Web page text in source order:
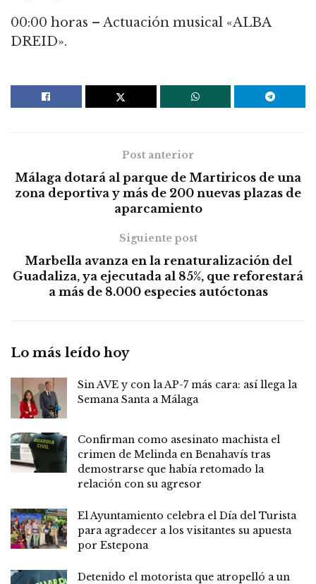
00:00 horas – Actuación musical «ALBA
DREID».
Post anterior
Málaga dotará al parque de Martiricos de una
zona deportiva y más de 200 nuevas plazas de
aparcamiento
Siguiente post
Marbella avanza en la renaturalización del
Guadaliza, ya ejecutada al 85%, que reforestará
a más de 8.000 especies autóctonas
Lo más leído hoy
Sin AVE y con la AP-7 más cara: así llega la
Semana Santa a Málaga
Confirman como asesinato machista el
crimen de Melinda en Benahavís tras
demostrarse que había retomado la
relación con su agresor
El Ayuntamiento celebra el Día del Turista
para agradecer a los visitantes su apuesta
por Estepona
Detenido el motorista que atropelló a un